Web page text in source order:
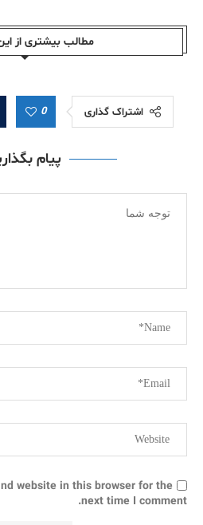
مطالب بیشتری از
اشتراک گذاری 0
پیام
website in this browser for the
next time I comment.